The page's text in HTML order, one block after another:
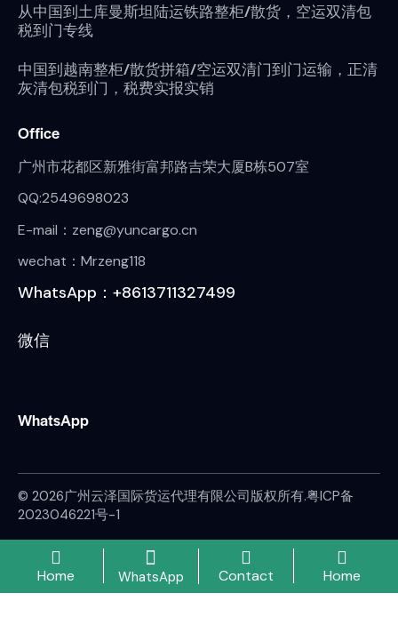
从中国到土库曼斯坦陆运铁路整柜/散货，空运双清包
税到门专线
中国到越南整柜/散货拼箱/空运双清门到门运输，正清
灰清包税到门，税费实报实销
Office
广州市花都区新雅街富邦路吉荣大厦B栋507室
QQ:2549698023
E-mail：zeng@yuncargo.cn
wechat：Mrzeng118
WhatsApp：+8613711327499
微信
WhatsApp
© 2026广州云泽国际货运代理有限公司版权所有.粤ICP备
2023046221号-1
Home WhatsApp Contact Home